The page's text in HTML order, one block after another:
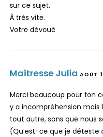
sur ce sujet.
À très vite.
Votre dévoué
Maitresse Julia AOÛT
Merci beaucoup pour ton
y a incompréhension
tout autre, sans que nous
(Qu’est-ce que je déteste